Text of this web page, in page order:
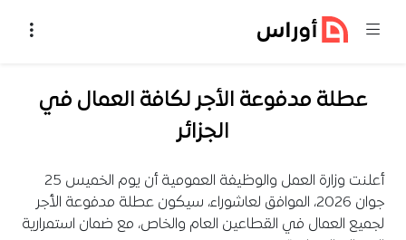
عطلة مدفوعة الأجر لكافة العمال في
الجزائر
أعلنت وزارة العمل والوظيفة العمومية أن يوم الخميس 25
جوان 2026، الموافق لعاشوراء، سيكون عطلة مدفوعة الأجر
لجميع العمال في القطاعين العام والخاص، مع ضمان استمرارية